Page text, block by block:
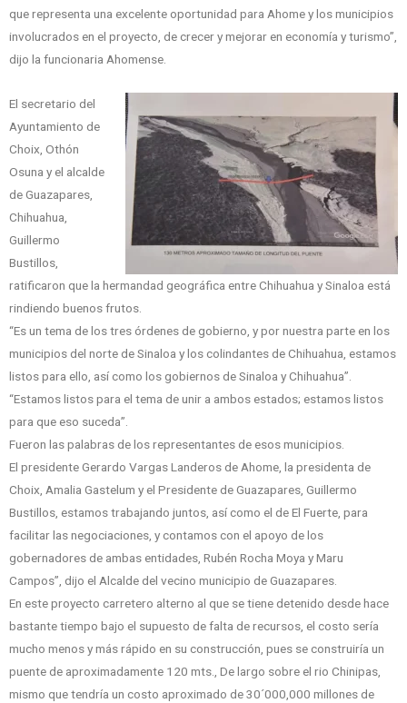
que representa una excelente oportunidad para Ahome y los municipios
involucrados en el proyecto, de crecer y mejorar en economía y turismo”,
dijo la funcionaria Ahomense.
El secretario del
Ayuntamiento de
Choix, Othón
Osuna y el alcalde
de Guazapares,
Chihuahua,
Guillermo
Bustillos,
ratificaron que la hermandad geográfica entre Chihuahua y Sinaloa está
rindiendo buenos frutos.
“Es un tema de los tres órdenes de gobierno, y por nuestra parte en los
municipios del norte de Sinaloa y los colindantes de Chihuahua, estamos
listos para ello, así como los gobiernos de Sinaloa y Chihuahua”.
“Estamos listos para el tema de unir a ambos estados; estamos listos
para que eso suceda”.
Fueron las palabras de los representantes de esos municipios.
El presidente Gerardo Vargas Landeros de Ahome, la presidenta de
Choix, Amalia Gastelum y el Presidente de Guazapares, Guillermo
Bustillos, estamos trabajando juntos, así como el de El Fuerte, para
facilitar las negociaciones, y contamos con el apoyo de los
gobernadores de ambas entidades, Rubén Rocha Moya y Maru
Campos”, dijo el Alcalde del vecino municipio de Guazapares.
En este proyecto carretero alterno al que se tiene detenido desde hace
bastante tiempo bajo el supuesto de falta de recursos, el costo sería
mucho menos y más rápido en su construcción, pues se construiría un
puente de aproximadamente 120 mts., De largo sobre el rio Chinipas,
mismo que tendría un costo aproximado de 30´000,000 millones de